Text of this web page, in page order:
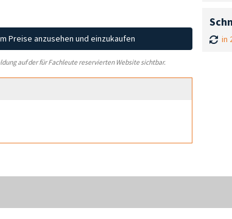
Preise anzusehen und einzukaufen
auf der für Fachleute reservierten Website sichtbar.
in